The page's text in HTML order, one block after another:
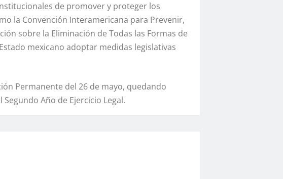
de promover y proteger los
la Convención Interamericana para Prevenir,
sobre la Eliminación de Todas las Formas de
mexicano adoptar medidas legislativas
Permanente del 26 de mayo, quedando
Año de Ejercicio Legal.